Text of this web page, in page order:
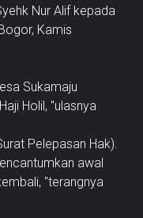
Nur Alif kepada
Kamis
Sukamaju
Holil, "ulasnya
Pelepasan Hak).
awal
"terangnya